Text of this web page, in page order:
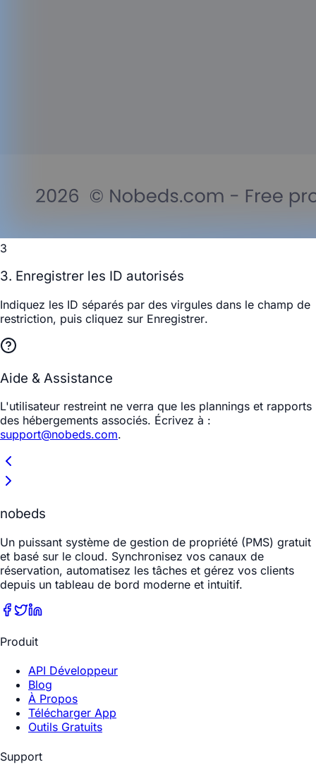
3
3. Enregistrer les ID autorisés
Indiquez les ID séparés par des virgules dans le champ de
restriction, puis cliquez sur Enregistrer.
Aide & Assistance
L'utilisateur restreint ne verra que les plannings et rapports
des hébergements associés. Écrivez à :
support@nobeds.com.
nobeds
Un puissant système de gestion de propriété (PMS) gratuit
et basé sur le cloud. Synchronisez vos canaux de
réservation, automatisez les tâches et gérez vos clients
depuis un tableau de bord moderne et intuitif.
Produit
API Développeur
Blog
À Propos
Télécharger App
Outils Gratuits
Support